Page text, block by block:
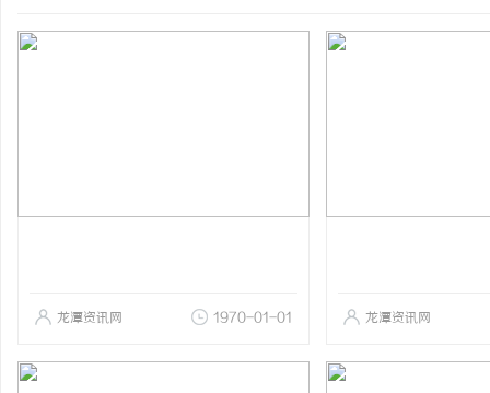
龙潭资讯网 1970-01-01 龙潭资讯网